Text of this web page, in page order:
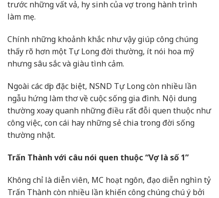
trước những vất vả, hy sinh của vợ trong hành trình
làm mẹ.
Chính những khoảnh khắc như vậy giúp công chúng
thấy rõ hơn một Tự Long đời thường, ít nói hoa mỹ
nhưng sâu sắc và giàu tình cảm.
Ngoài các dịp đặc biệt, NSND Tự Long còn nhiều lần
ngẫu hứng làm thơ về cuộc sống gia đình. Nội dung
thường xoay quanh những điều rất đỗi quen thuộc như
công việc, con cái hay những sẻ chia trong đời sống
thường nhật.
Trấn Thành với câu nói quen thuộc “Vợ là số 1”
Không chỉ là diễn viên, MC hoạt ngôn, đạo diễn nghìn tỷ
Trấn Thành còn nhiều lần khiến công chúng chú ý bởi